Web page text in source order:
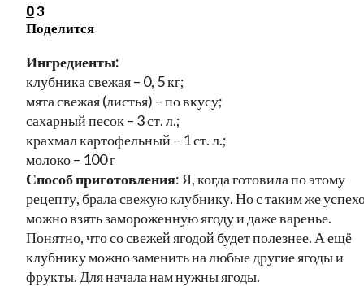
03
Поделится
Ингредиенты:
клубника свежая – 0, 5 кг;
мята свежая (листья) – по вкусу;
сахарный песок – 3 ст. л.;
крахмал картофельный – 1 ст. л.;
молоко – 100 г
Способ приготовления: Я, когда готовила по этому
рецепту, брала свежую клубнику. Но с таким же
можно взять замороженную ягоду и даже варенье.
Понятно, что со свежей ягодой будет полезнее. А ещё
клубнику можно заменить на любые другие ягоды и
фрукты. Для начала нам нужны ягоды.